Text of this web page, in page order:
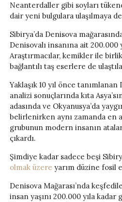
Neanterdaller gibi soyları
dair yeni bulgulara ulaşılmaya
Sibirya’da Denisova
Denisovalı insanına ait 200.000
Araştırmacılar, kemikler ile
bağlantılı taş eserlere de
Yaklaşık 10 yıl önce tanımlanan
analizi sonuçlarında kıta
adasında ve Okyanusya’da
belirlenirken aynı zamanda en
grubunun modern insanın
çıkardı.
Şimdiye kadar sadece beşi
olmak üzere yarım düzine fosil
Denisova Mağarası’nda
insan yaşını 200.000 yıla kadar